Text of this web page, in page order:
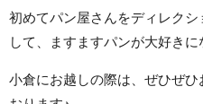
初めてパン屋さんをディレク
して、ますますパンが大好きに
小倉にお越しの際は、ぜひぜ